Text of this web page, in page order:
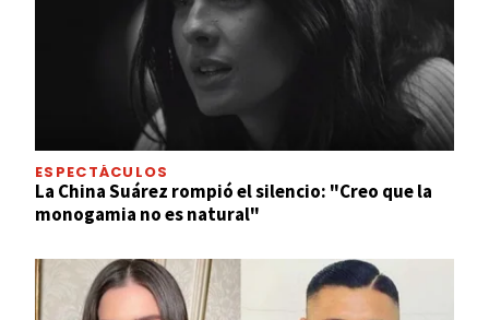
ESPECTÁCULOS
La China Suárez rompió el silencio: "Creo que la
monogamia no es natural"